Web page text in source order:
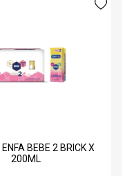
BEBE 2 BRICK X
200ML